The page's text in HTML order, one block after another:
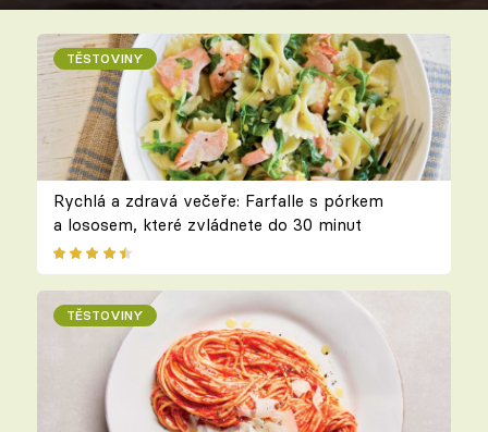
TĚSTOVINY
Rychlá a zdravá večeře: Farfalle s pórkem
a lososem, které zvládnete do 30 minut
TĚSTOVINY